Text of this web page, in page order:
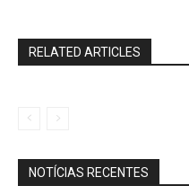
RELATED ARTICLES
NOTÍCIAS RECENTES